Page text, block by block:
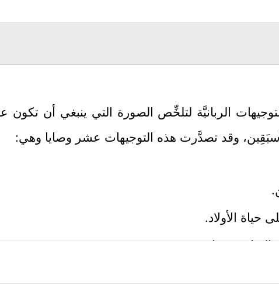
الربانيَّة لتلخِّص الصورة التي ينبغي أن تكون
وقد تصدَّرت هذه التوجيهات عشر وصايا وهي:
حياة الأولاد.
ومقدماته.
بِٱلۡحَقِّۚ ﴾